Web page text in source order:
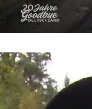
Goodbye
„Ich kann
kämpft